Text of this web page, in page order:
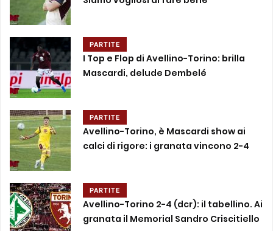
PARTITE
I Top e Flop di Avellino-Torino: brilla
Mascardi, delude Dembelé
PARTITE
Avellino-Torino, è Mascardi show ai
calci di rigore: i granata vincono 2-4
PARTITE
Avellino-Torino 2-4 (dcr): il tabellino. Ai
granata il Memorial Sandro Criscitiello